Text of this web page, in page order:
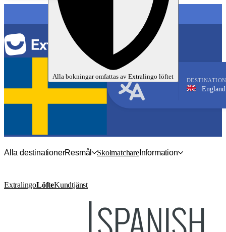
Alla bokningar omfattas av Extralingo löftet
SPRÅK
DESTINATION
England,
Alla destinationerResmål SkolmatchareInformation
ExtralingoLöfteKundtjänst